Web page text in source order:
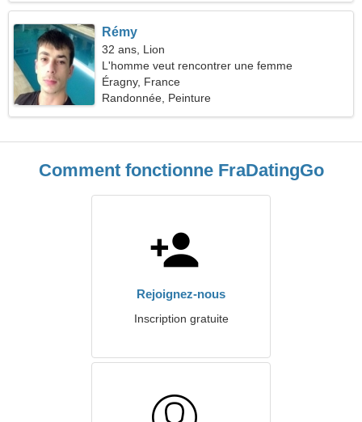
Rémy
32 ans, Lion
L'homme veut rencontrer une femme
Éragny, France
Randonnée, Peinture
Comment fonctionne FraDatingGo
Rejoignez-nous
Inscription gratuite